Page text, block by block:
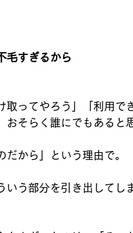
毛すぎるから
取ってやろう」「利用で
そらく誰にでもあると
だから」という理由で。
いう部分を引き出してし